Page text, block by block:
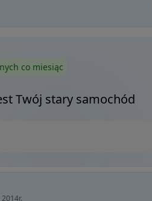
co miesiąc
Twój stary samochód